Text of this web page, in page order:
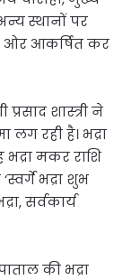
स्थानों पर
ओर आकर्षित कर
शास्त्री ने
लग रही है। भद्रा
मकर राशि
भद्रा शुभ
सर्वकार्य
की भद्रा